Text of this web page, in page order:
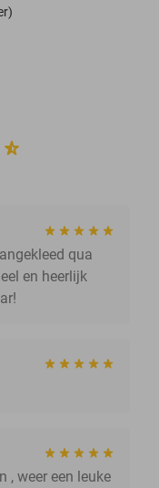
qua
en heerlijk
, weer een leuke